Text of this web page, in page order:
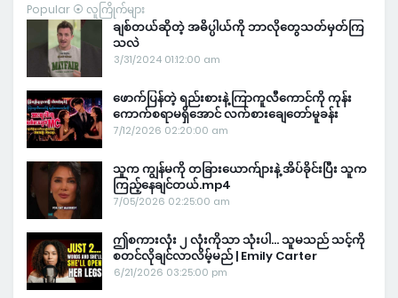
Popular ⦿ လူကြိုက်များ
ချစ်တယ်ဆိုတဲ့ အဓိပ္ပါယ်ကို ဘာလိုတွေသတ်မှတ်ကြ
သလဲ
3/31/2024 01:12:00 am
ဖောက်ပြန်တဲ့ ရည်းစားနဲ့ ကြာကူလီကောင်ကို ကုန်း
ကောက်စရာမရှိအောင် လက်စားချေတော်မူခန်း
7/12/2026 02:20:00 am
သူက ကျွန်မကို တခြားယောက်ျားနဲ့ အိပ်ခိုင်းပြီး သူက
ကြည့်နေချင်တယ်.mp4
7/05/2026 02:25:00 am
ဤစကားလုံး ၂ လုံးကိုသာ သုံးပါ… သူမသည် သင့်ကို
စတင်လိုချင်လာလိမ့်မည် | Emily Carter
6/21/2026 03:25:00 pm